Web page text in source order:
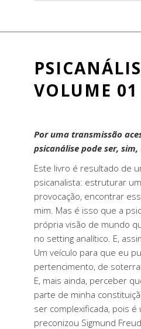
VOLUME 01
Por uma transmissão
psicanálise pode ser,
Este livro é resultado de
psicanalista: estruturar
provocação, encontrar
mim. Mas é isso que a
própria visão de mundo
no setting analítico. E,
Um veículo para que eu
pertencimento, de
E, mais ainda, perceber
parte de minha
ser complexificada, pois
preconizou Sigmund